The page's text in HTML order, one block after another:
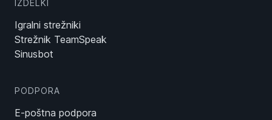
IZDELKI
Igralni strežniki
Strežnik TeamSpeak
Sinusbot
PODPORA
E-poštna podpora